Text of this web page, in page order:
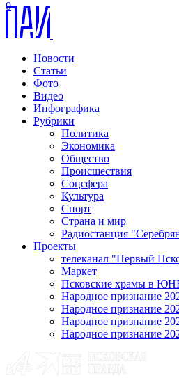
Новости
Статьи
Фото
Видео
Инфографика
Рубрики
Политика
Экономика
Общество
Происшествия
Соцсфера
Культура
Спорт
Страна и мир
Радиостанция
Проекты
телеканал "Первый
Маркет
Псковские храмы в
Народное признание
Народное признание
Народное признание
Народное признание
0